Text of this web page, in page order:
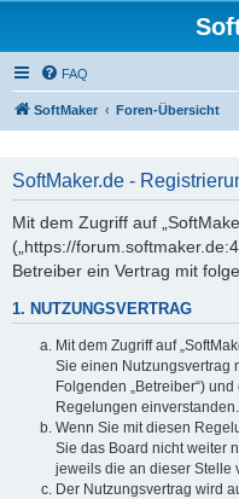
FAQ
SoftMaker Foren-Übersicht
SoftMaker.de -
Mit dem Zugriff auf
(„https://
Betreiber ein Vertrag mit
1. NUTZUNGSVERTRAG
Mit dem Zugriff auf
Sie einen Nutzungsvertrag
Folgenden „Betreiber“)
Regelungen einverstanden.
Wenn Sie mit diesen
Sie das Board nicht weiter
jeweils die an dieser Stelle
Der Nutzungsvertrag wird